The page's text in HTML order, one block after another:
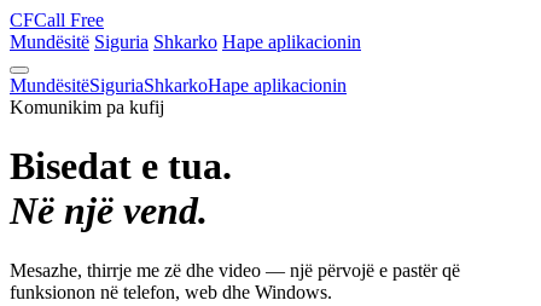
CFCall Free
Mundësitë Siguria Shkarko Hape aplikacionin
MundësitëSiguriaShkarkoHape aplikacionin
Komunikim pa kufij
Bisedat e tua.
Në një vend.
Mesazhe, thirrje me zë dhe video — një përvojë e pastër që
funksionon në telefon, web dhe Windows.